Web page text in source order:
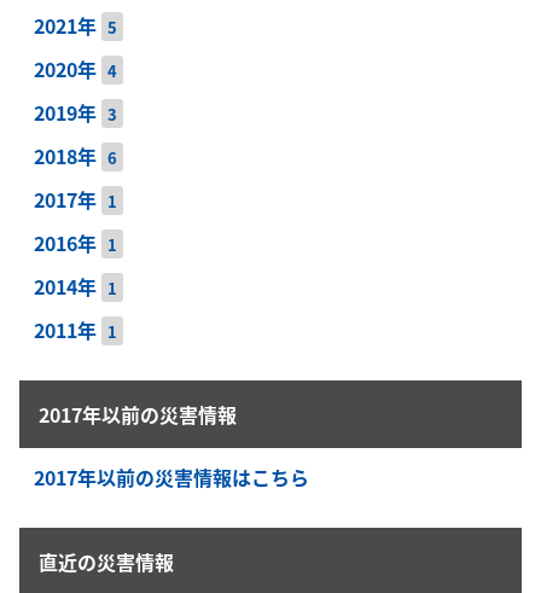
2021年 5
2020年 4
2019年 3
2018年 6
2017年 1
2016年 1
2014年 1
2011年 1
2017年以前の災害情報
2017年以前の災害情報はこちら
直近の災害情報